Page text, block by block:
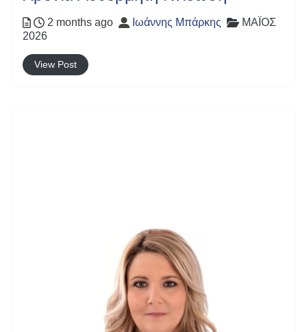
Posted
2 months ago Author
Ιωάννης Μπάρκης Categories
ΜΑΪΟΣ
2026
View Post